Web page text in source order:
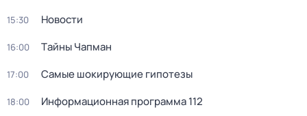
15:30 Новости
16:00 Тaйны Чапман
17:00 Самые шoкиpующие гипотезы
18:00 Информационная программа 112